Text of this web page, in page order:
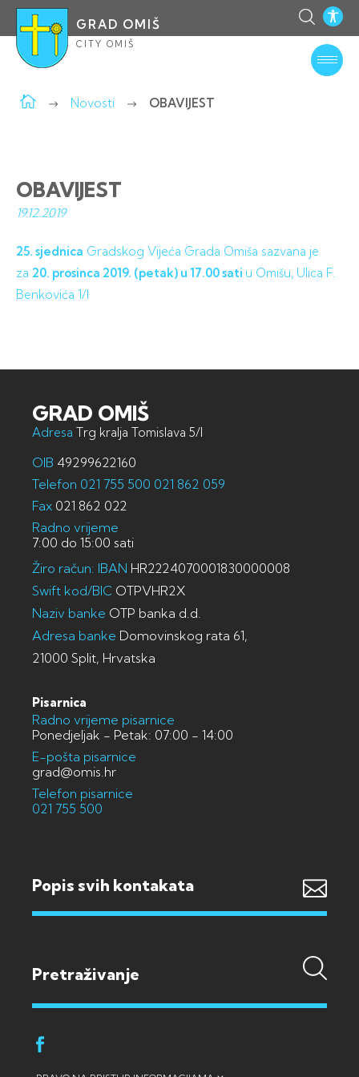
GRAD OMIŠ
CITY OMIŠ
Novosti OBAVIJEST
OBAVIJEST
19.12.2019
25. sjednica Gradskog Vijeća Grada Omiša sazvana je
za 20. prosinca 2019. (petak) u 17.00 sati u Omišu, Ulica F.
Benkovića 1/I
GRAD OMIŠ
Adresa Trg kralja Tomislava 5/I
OIB 49299622160
Telefon 021 755 500 021 862 059
Fax 021 862 022
Radno vrijeme
7:00 do 15:00 sati
Žiro račun: IBAN HR2224070001830000008
Swift kod/BIC OTPVHR2X
Naziv banke OTP banka d.d.
Adresa banke Domovinskog rata 61,
21000 Split, Hrvatska
Pisarnica
Radno vrijeme pisarnice
Ponedjeljak - Petak: 07:00 - 14:00
E-pošta pisarnice
grad@omis.hr
Telefon pisarnice
021 755 500
Popis svih kontakata